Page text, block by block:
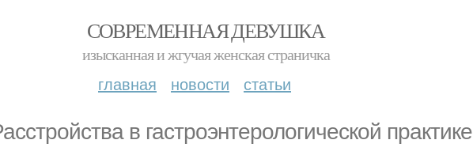
СОВРЕМЕННАЯ ДЕВУШКА
изысканная и жгучая женская страничка
главная новости статьи
в гастроэнтерологической практике